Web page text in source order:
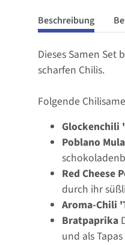
Beschreibung
Dieses Samen Set
scharfen Chilis.
Folgende
Glockenchili
Poblano
Red Cheese
durch ihr
Aroma-Chili
Bratpaprika
und als